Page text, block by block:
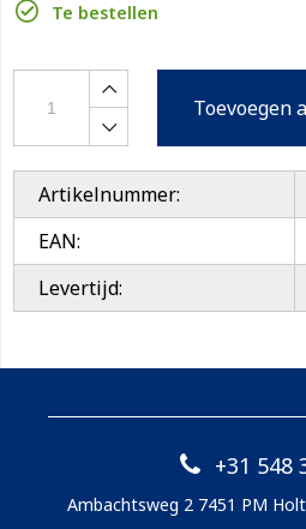
Te bestellen
Toevoegen
Artikelnummer:
EAN:
Levertijd:
+31 548
Ambachtsweg 2 7451 PM